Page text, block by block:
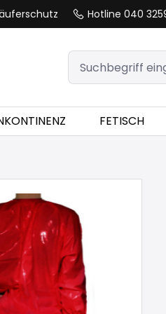
Hotline 040
FETISCH